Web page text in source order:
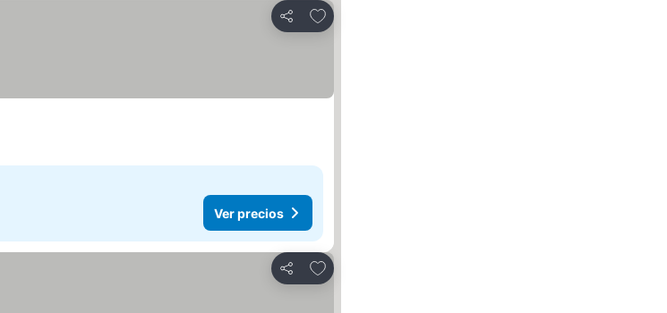
Compartir
Añadir a favoritos
Ver precios
Compartir
Añadir a favoritos